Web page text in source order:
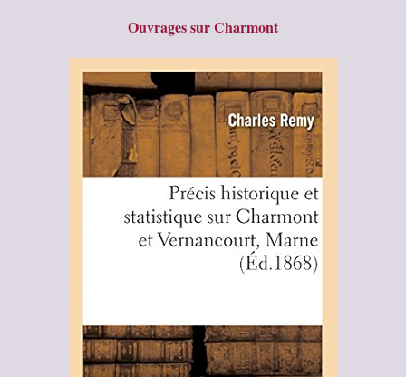
Ouvrages sur Charmont